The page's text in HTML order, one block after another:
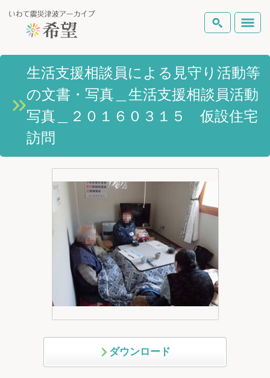
いわて震災津波アーカイブとは
岩手県の被害状況
復興の軌跡
Foreign Laguage
検索
テーマから探す 地図から探す 詳細検索
生活支援相談員による見守り活動等
の文書・写真＿生活支援相談員活動
写真＿２０１６０３１５ 仮設住宅
訪問
ダウンロード